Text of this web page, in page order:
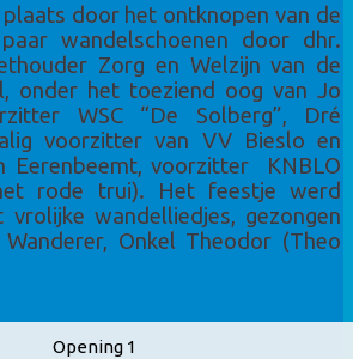
door het ontknopen van de
wandelschoenen door dhr.
Zorg en Welzijn van de
onder het toeziend oog van Jo
WSC “De Solberg”, Dré
voorzitter van VV Bieslo en
Eerenbeemt, voorzitter KNBLO
rode trui). Het feestje werd
wandelliedjes, gezongen
Onkel Theodor (Theo
Opening 1